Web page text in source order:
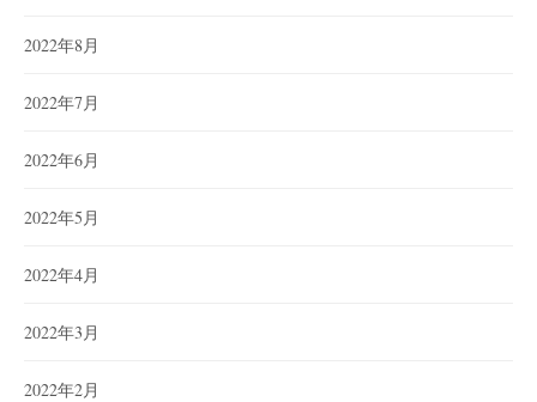
2022年8月
2022年7月
2022年6月
2022年5月
2022年4月
2022年3月
2022年2月